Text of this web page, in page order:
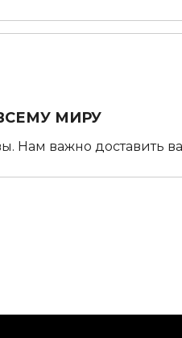
МИРУ
Нам важно доставить